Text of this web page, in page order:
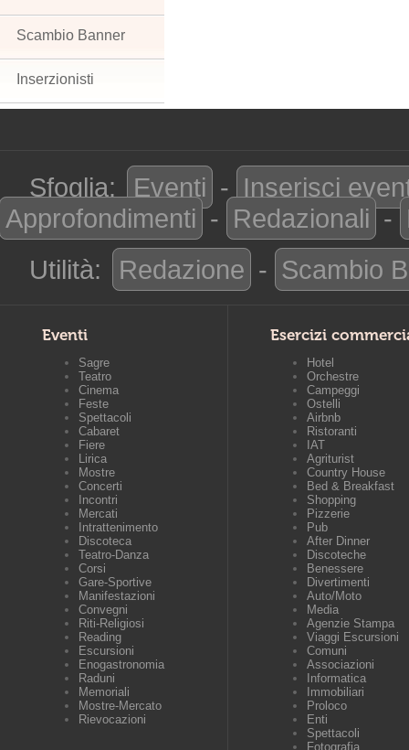
Scambio Banner
Inserzionisti
Sfoglia: Eventi - Inserisci
Approfondimenti - Redazionali -
Utilità:
Redazione - Scambio
Eventi
Sagre
Teatro
Cinema
Feste
Spettacoli
Cabaret
Fiere
Lirica
Mostre
Concerti
Incontri
Mercati
Intrattenimento
Discoteca
Teatro-Danza
Corsi
Gare-Sportive
Manifestazioni
Convegni
Riti-Religiosi
Reading
Escursioni
Enogastronomia
Raduni
Memoriali
Mostre-Mercato
Rievocazioni
Esercizi
Hotel
Orchestre
Campeggi
Ostelli
Airbnb
Ristoranti
IAT
Agriturist
Country House
Bed & Breakfast
Shopping
Pizzerie
Pub
After Dinner
Discoteche
Benessere
Divertimenti
Auto/Moto
Media
Agenzie Stampa
Viaggi Escursioni
Comuni
Associazioni
Informatica
Immobiliari
Proloco
Enti
Spettacoli
Fotografia